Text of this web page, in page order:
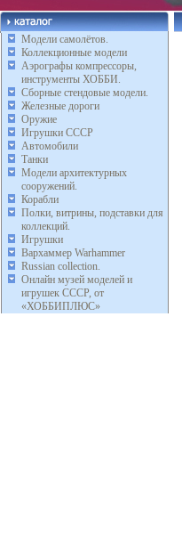
Модели самолётов.
Коллекционные модели
Аэрографы компрессоры,
инструменты ХОББИ.
Сборные стендовые модели.
Железные дороги
Оружие
Игрушки СССР
Автомобили
Танки
Модели архитектурных
сооружений.
Корабли
Полки, витрины, подставки для
коллекций.
Игрушки
Вархаммер Warhammer
Russian collection.
Онлайн музей моделей и
игрушек СССР, от
«ХОББИПЛЮС»